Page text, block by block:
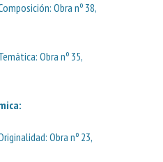
Obra nº 38,
Obra nº 35,
:
Obra nº 23,